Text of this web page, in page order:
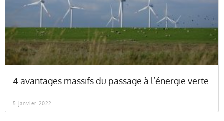
4 avantages massifs du passage à l’énergie verte
5 janvier 2022